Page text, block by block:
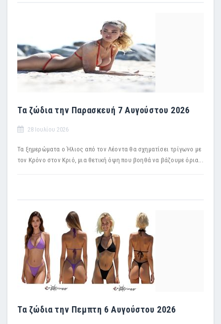
Τα ζώδια την Παρασκευή 7 Αυγούστου 2026
28 Ιουλίου 2026
Τα ξημερώματα ο Ήλιος από τον Λέοντα θα σχηματίσει τρίγωνο με
τον Κρόνο στον Κριό, μια θετική όψη που βοηθά να βάζουμε όρια...
Τα ζώδια την Πεμπτη 6 Αυγούστου 2026